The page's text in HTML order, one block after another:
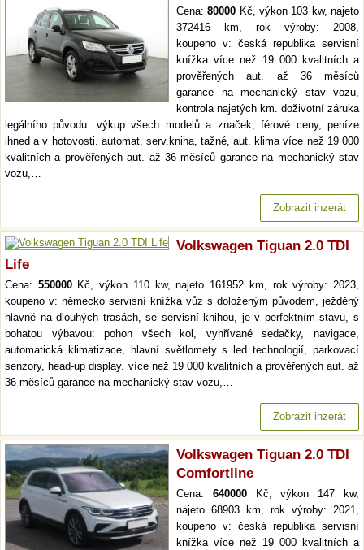
Cena:80000 Kč, výkon 103 kw, najeto
372416 km, rok výroby: 2008,
koupeno v: česká republika servisní
knížka více než 19 000 kvalitních a
prověřených aut. až 36 měsíců
garance na mechanický stav vozu,
kontrola najetých km. doživotní záruka
legálního původu. výkup všech modelů a značek, férové ceny, peníze
ihned a v hotovosti. automat, serv.kniha, tažné, aut. klima více než 19 000
kvalitních a prověřených aut. až 36 měsíců garance na mechanický stav
vozu,…
Zobrazit inzerát
Volkswagen Tiguan 2.0 TDI
Life
Cena: 550000Kč, výkon 110 kw, najeto 161952 km, rok výroby: 2023,
koupeno v: německo servisní knížka vůz s doloženým původem, ježděný
hlavně na dlouhých trasách, se servisní knihou, je v perfektním stavu, s
bohatou výbavou: pohon všech kol, vyhřívané sedačky, navigace,
automatická klimatizace, hlavní světlomety s led technologií, parkovací
senzory, head-up display. více než 19 000 kvalitních a prověřených aut. až
36 měsíců garance na mechanický stav vozu,…
Zobrazit inzerát
Volkswagen Tiguan 2.0 TDI
Comfortline
Cena: 640000Kč, výkon 147 kw,
najeto 68903 km, rok výroby: 2021,
koupeno v: česká republika servisní
knížka více než 19 000 kvalitních a